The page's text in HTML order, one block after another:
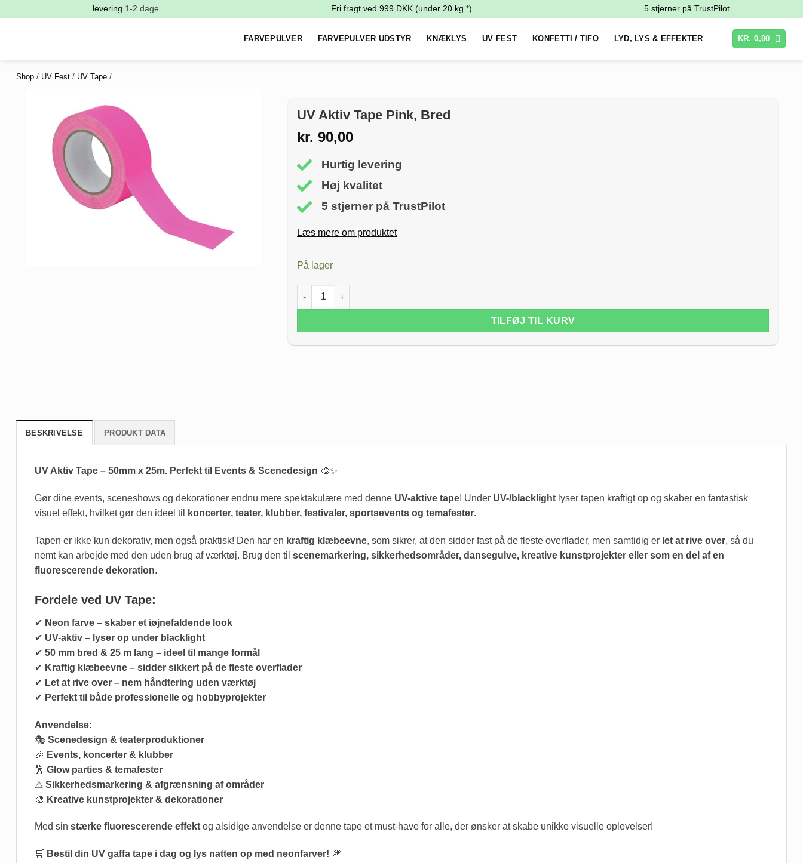
levering 1-2 dage Fri fragt ved 999 DKK (under 20 kg.*) 5 stjerner på TrustPilot
FARVEPULVER FARVEPULVER UDSTYR KNÆKLYS UV FEST KONFETTI / TIFO LYD, LYS & EFFEKTER KR. 0,00
Shop / UV Fest / UV Tape /
UV Aktiv Tape Pink, Bred
kr. 90,00
Hurtig levering
Høj kvalitet
5 stjerner på TrustPilot
Læs mere om produktet
På lager
UV Aktiv Tape Pink, Bred antal
TILFØJ TIL KURV
BESKRIVELSE PRODUKT DATA
UV Aktiv Tape – 50mm x 25m. Perfekt til Events & Scenedesign 🎨✨
Gør dine events, sceneshows og dekorationer endnu mere spektakulære med denne UV-aktive tape! Under UV-/blacklight lyser tapen kraftigt op og skaber en fantastisk
visuel effekt, hvilket gør den ideel til
koncerter, teater, klubber, festivaler, sportsevents og temafester.
Tapen er ikke kun dekorativ, men også praktisk! Den har en kraftig klæbeevne, som sikrer, at den sidder fast på de fleste overflader, men samtidig er let at rive over, så du
nemt kan arbejde med den uden brug af værktøj. Brug den til scenemarkering, sikkerhedsområder, dansegulve, kreative kunstprojekter eller som en del af en
fluorescerende dekoration.
Fordele ved UV Tape:
✔ Neon farve – skaber et iøjnefaldende look
✔ UV-aktiv – lyser op under blacklight
✔ 50 mm bred & 25 m lang – ideel til mange formål
✔ Kraftig klæbeevne – sidder sikkert på de fleste overflader
✔ Let at rive over – nem håndtering uden værktøj
✔ Perfekt til både professionelle og hobbyprojekter
Anvendelse:
🎭 Scenedesign & teaterproduktioner
🎉 Events, koncerter & klubber
🕺 Glow parties & temafester
⚠ Sikkerhedsmarkering & afgrænsning af områder
🎨 Kreative kunstprojekter & dekorationer
Med sin stærke fluorescerende effekt og alsidige anvendelse er denne tape et must-have for alle, der ønsker at skabe unikke visuelle oplevelser!
🛒 Bestil din UV gaffa tape i dag og lys natten op med neonfarver! 🎆